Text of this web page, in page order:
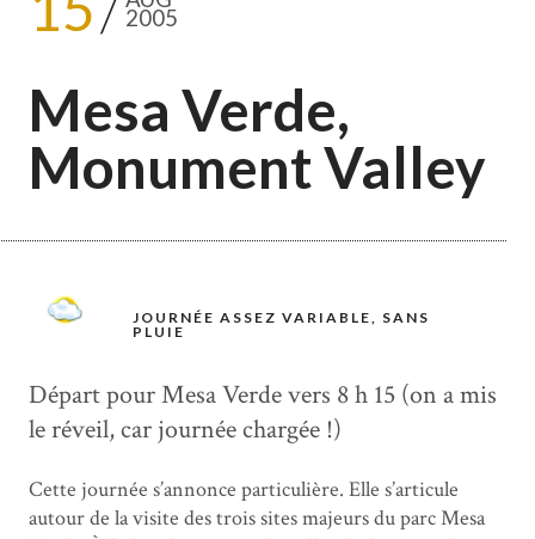
2005
Mesa Verde,
Monument Valley
JOURNÉE ASSEZ VARIABLE, SANS
PLUIE
Départ pour Mesa Verde vers 8 h 15 (on a mis
le réveil, car journée chargée !)
Cette journée s’annonce particulière. Elle s’articule
autour de la visite des trois sites majeurs du parc Mesa